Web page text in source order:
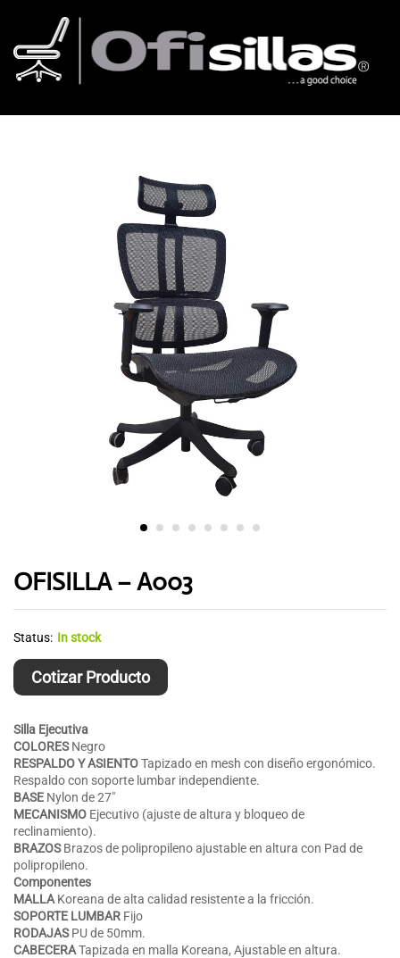
OFISILLA – A003
Status: In stock
Cotizar Producto
Silla Ejecutiva
COLORESNegro
RESPALDO Y ASIENTOTapizado en mesh con diseño ergonómico.
Respaldo con soporte lumbar independiente.
BASE Nylon de 27″
MECANISMO Ejecutivo (ajuste de altura y bloqueo de
reclinamiento).
BRAZOSBrazos de polipropileno ajustable en altura con Pad de
polipropileno.
Componentes
MALLA Koreana de alta calidad resistente a la fricción.
SOPORTE LUMBAR Fijo
RODAJASPU de 50mm.
CABECERATapizada en malla Koreana, Ajustable en altura.